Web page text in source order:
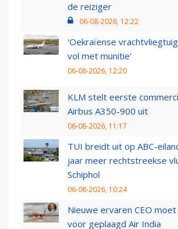
de reiziger
06-08-2026, 12:22
'Oekraïense
vol met munitie'
06-08-2026, 12:20
KLM stelt eerste
Airbus A350-900 uit
06-08-2026, 11:17
TUI breidt uit op ABC-
jaar meer rechtstreekse
Schiphol
06-08-2026, 10:24
Nieuwe ervaren CEO
voor geplaagd Air India